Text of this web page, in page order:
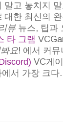
말고 놓치지
대한 최신의
뷰 뉴스, 팁과
타 그램
요! 에서 커
VC게
서 가장 크다.